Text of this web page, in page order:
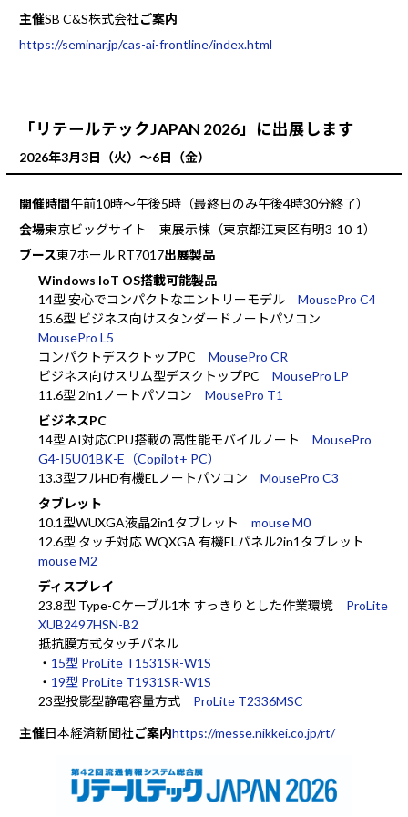
主催SB C&S株式会社ご案内
https://seminar.jp/cas-ai-frontline/index.html
「リテールテックJAPAN 2026」に出展します
2026年3月3日（火）～6日（金）
開催時間午前10時～午後5時（最終日のみ午後4時30分終了）
会場東京ビッグサイト 東展示棟（東京都江東区有明3-10-1）
ブース東7ホール RT7017出展製品
Windows IoT OS搭載可能製品
14型 安心でコンパクトなエントリーモデル MousePro C4
15.6型 ビジネス向けスタンダードノートパソコン
MousePro L5
コンパクトデスクトップPC MousePro CR
ビジネス向けスリム型デスクトップPC MousePro LP
11.6型 2in1ノートパソコン MousePro T1
ビジネスPC
14型 AI対応CPU搭載の高性能モバイルノート MousePro
G4-I5U01BK-E（Copilot+ PC）
13.3型フルHD有機ELノートパソコン MousePro C3
タブレット
10.1型WUXGA液晶2in1タブレット mouse M0
12.6型 タッチ対応 WQXGA 有機ELパネル2in1タブレット
mouse M2
ディスプレイ
23.8型 Type-Cケーブル1本 すっきりとした作業環境 ProLite
XUB2497HSN-B2
抵抗膜方式タッチパネル
・ 15型 ProLite T1531SR-W1S
・ 19型 ProLite T1931SR-W1S
23型投影型静電容量方式 ProLite T2336MSC
主催日本経済新聞社ご案内https://messe.nikkei.co.jp/rt/